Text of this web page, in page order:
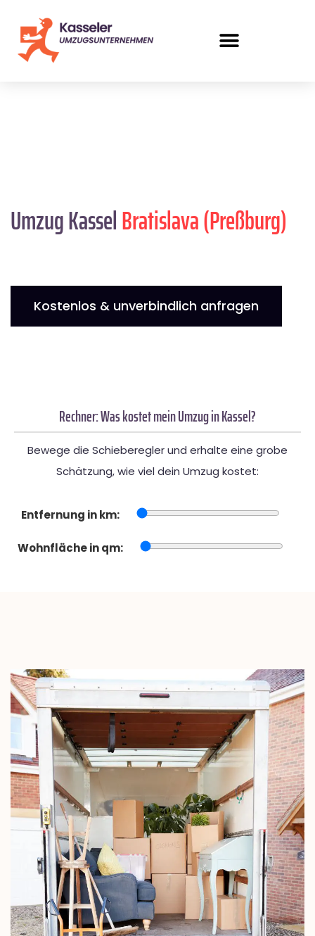
Umzug KasselBratislava (Preßburg)
Kostenlos & unverbindlich anfragen
Rechner: Was kostet mein Umzug in Kassel?
Bewege die Schieberegler und erhalte eine grobe
Schätzung, wie viel dein Umzug kostet:
Entfernung in km:
Wohnfläche in qm: